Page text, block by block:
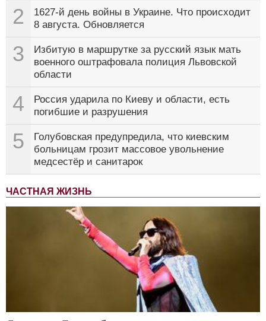
2
1627-й день войны в Украине. Что происходит
8 августа. Обновляется
3
Избитую в маршрутке за русский язык мать
военного оштрафовала полиция Львовской
области
4
Россия ударила по Киеву и области, есть
погибшие и разрушения
5
Голубовская предупредила, что киевским
больницам грозит массовое увольнение
медсестёр и санитарок
ЧАСТНАЯ ЖИЗНЬ